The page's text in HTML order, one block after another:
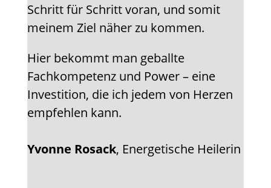
Schritt für Schritt voran, und somit
meinem Ziel näher zu kommen.
Hier bekommt man geballte
Fachkompetenz und Power – eine
Investition, die ich jedem von Herzen
empfehlen kann.
Yvonne Rosack, Energetische Heilerin